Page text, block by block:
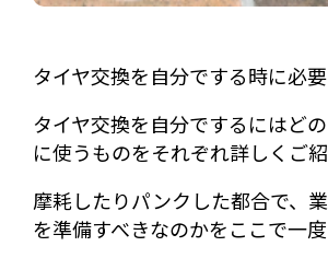
タイヤ交換を自分でする時に必
タイヤ交換を自分でするにはど
に使うものをそれぞれ詳しくご紹
摩耗したりパンクした都合で、
を準備すべきなのかをここで一